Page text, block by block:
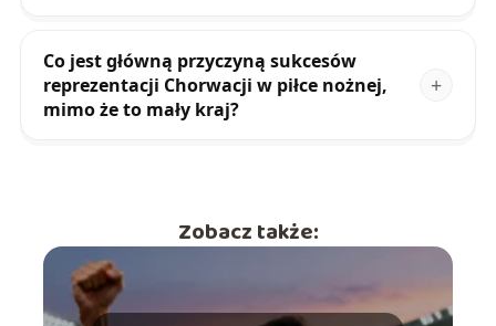
Co jest główną przyczyną sukcesów
reprezentacji Chorwacji w piłce nożnej,
mimo że to mały kraj?
Zobacz także: